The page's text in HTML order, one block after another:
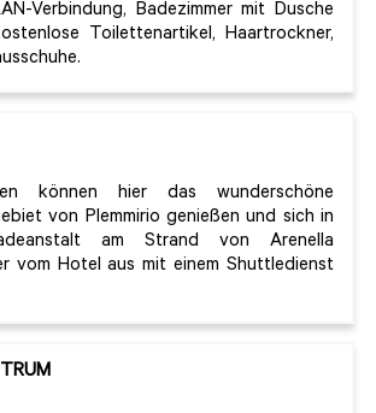
Verbindung, Badezimmer mit Dusche
Toilettenartikel, Haartrockner,
können hier das wunderschöne
von Plemmirio genießen und sich in
am Strand von Arenella
vom Hotel aus mit einem Shuttledienst